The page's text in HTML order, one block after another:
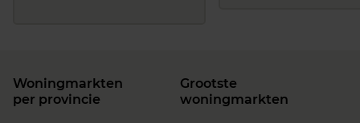
Woningmarkten
per provincie
Grootste
woningmarkten